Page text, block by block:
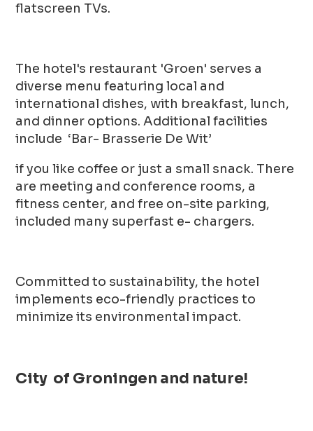
flatscreen TVs.
The hotel's restaurant 'Groen' serves a
diverse menu featuring local and
international dishes, with breakfast, lunch,
and dinner options. Additional facilities
include ‘Bar- Brasserie De Wit’
if you like coffee or just a small snack. There
are meeting and conference rooms, a
fitness center, and free on-site parking,
included many superfast e- chargers.
Committed to sustainability, the hotel
implements eco-friendly practices to
minimize its environmental impact.
City of Groningen and nature!